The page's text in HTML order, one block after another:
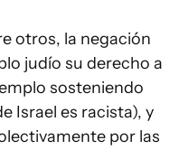
otros, la negación
judío su derecho a
sosteniendo
Israel es racista), y
por las